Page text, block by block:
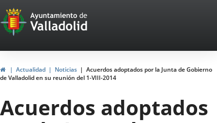
Portal
Web
del
Ayuntamiento
de
Valladolid
InicioActualidad Noticias
Acuerdos adoptados por la Junta de Gobierno
de Valladolid en su reunión del 1-VIII-2014
Acuerdos adoptados